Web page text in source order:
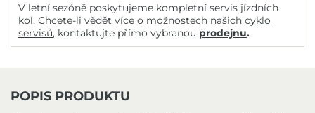
V letní sezóně poskytujeme kompletní servis jízdních
kol. Chcete-li vědět více o možnostech našich cyklo
servisů, kontaktujte přímo vybranou prodejnu.
POPIS PRODUKTU